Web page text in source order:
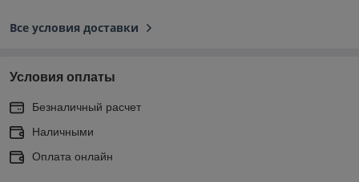
Все условия доставки
Условия оплаты
Безналичный расчет
Наличными
Оплата онлайн